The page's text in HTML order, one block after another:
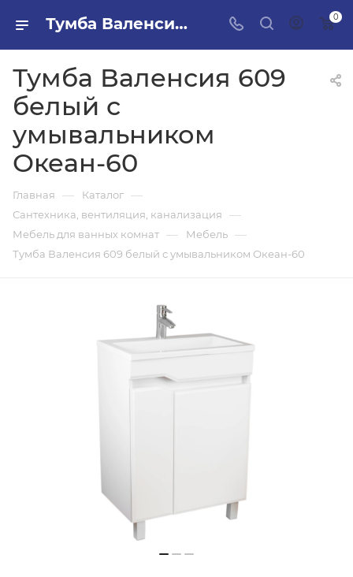
Тумба Валенсия 609 белый с умывальником Океан-60 в ПИЛОН — купить стройматериалы в интернет-магазине ПИЛОН с доставкой оптом и в розницу 0
Тумба Валенсия 609
белый с
умывальником
Океан-60
Главная — Каталог —
Сантехника, вентиляция, канализация —
Мебель для ванных комнат — Мебель —
Тумба Валенсия 609 белый с умывальником Океан-60